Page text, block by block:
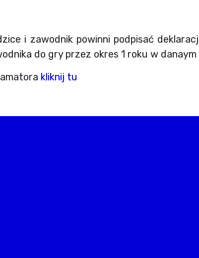
i zawodnik powinni podpisać
do gry przez okres 1 roku w danaym
kliknij tu